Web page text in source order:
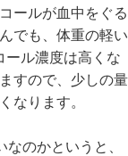
ールが血中をぐる
でも、体重の軽い
ール濃度は高くな
すので、少しの量
なります。
のかというと、